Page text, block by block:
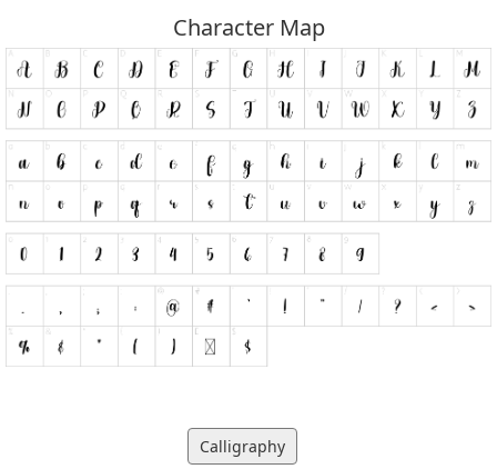
Character Map
Calligraphy